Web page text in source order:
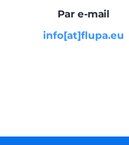
Par e-mail
info[at]flupa.eu